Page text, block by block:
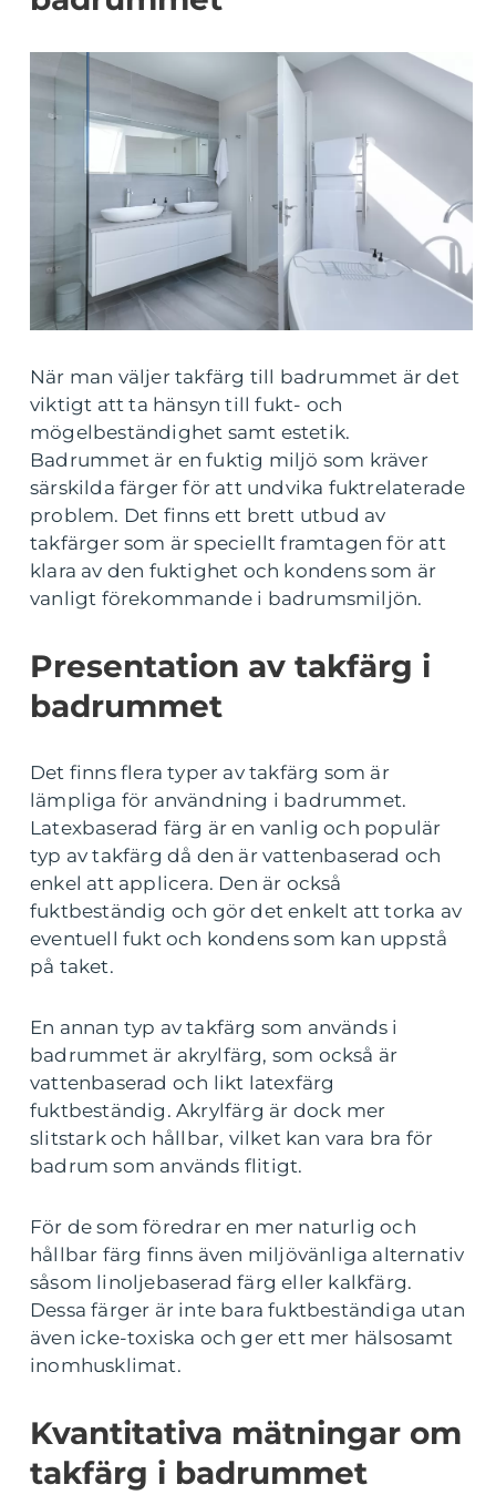
När man väljer takfärg till badrummet är det
viktigt att ta hänsyn till fukt- och
mögelbeständighet samt estetik.
Badrummet är en fuktig miljö som kräver
särskilda färger för att undvika fuktrelaterade
problem. Det finns ett brett utbud av
takfärger som är speciellt framtagen för att
klara av den fuktighet och kondens som är
vanligt förekommande i badrumsmiljön.
Presentation av takfärg i
badrummet
Det finns flera typer av takfärg som är
lämpliga för användning i badrummet.
Latexbaserad färg är en vanlig och populär
typ av takfärg då den är vattenbaserad och
enkel att applicera. Den är också
fuktbeständig och gör det enkelt att torka av
eventuell fukt och kondens som kan uppstå
på taket.
En annan typ av takfärg som används i
badrummet är akrylfärg, som också är
vattenbaserad och likt latexfärg
fuktbeständig. Akrylfärg är dock mer
slitstark och hållbar, vilket kan vara bra för
badrum som används flitigt.
För de som föredrar en mer naturlig och
hållbar färg finns även miljövänliga alternativ
såsom linoljebaserad färg eller kalkfärg.
Dessa färger är inte bara fuktbeständiga utan
även icke-toxiska och ger ett mer hälsosamt
inomhusklimat.
Kvantitativa mätningar om
takfärg i badrummet